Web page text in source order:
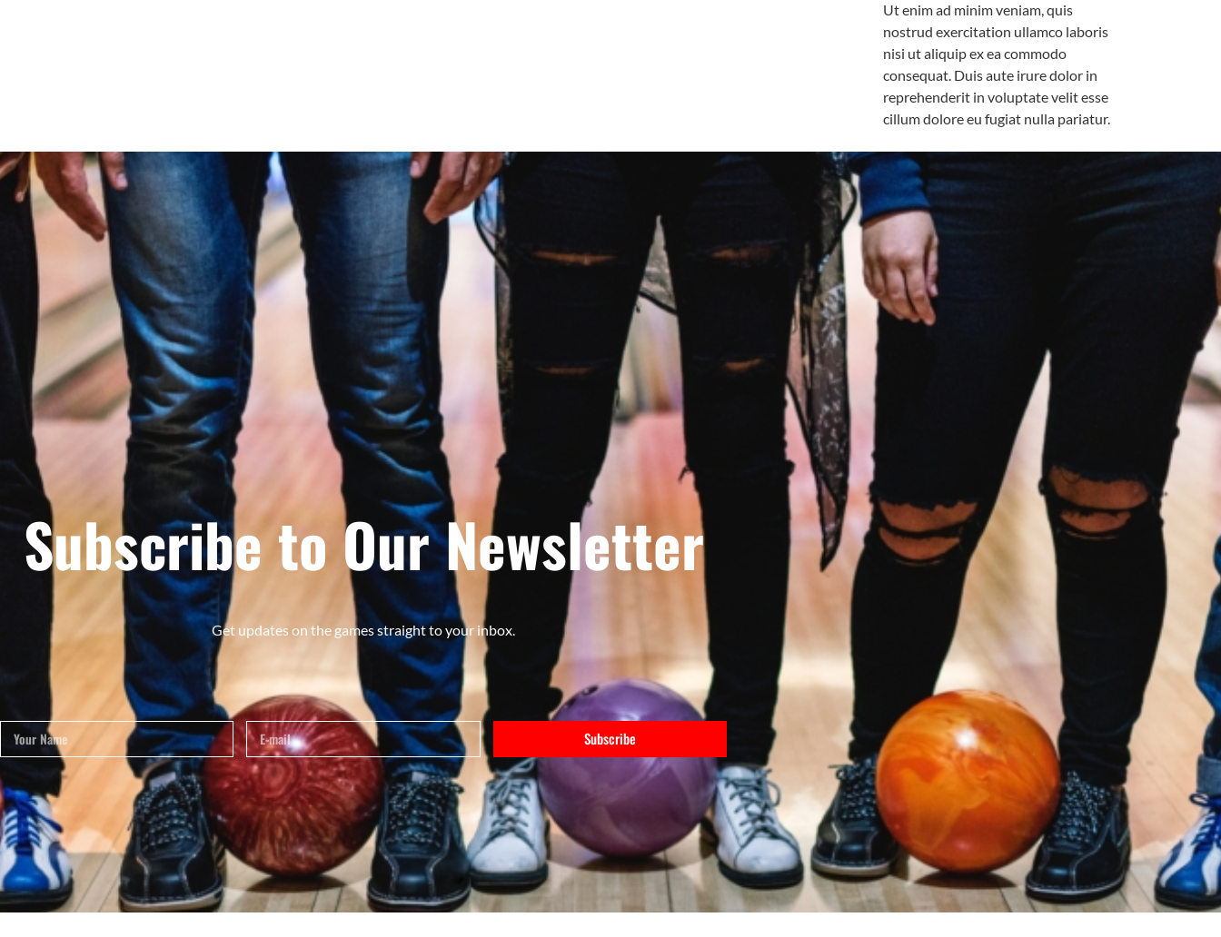
Ut enim ad minim veniam, quis
nostrud exercitation ullamco laboris
nisi ut aliquip ex ea commodo
consequat. Duis aute irure dolor in
reprehenderit in voluptate velit esse
cillum dolore eu fugiat nulla pariatur.
Subscribe to Our Newsletter
Get updates on the games straight to your inbox.
Subscribe